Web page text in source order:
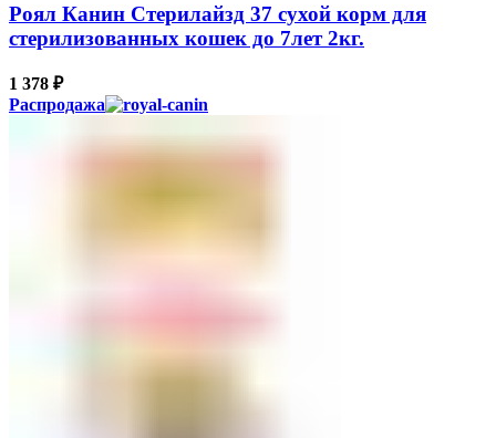
Роял Канин Стерилайзд 37 сухой корм для
стерилизованных кошек до 7лет 2кг.
1 378 ₽
Распродажа